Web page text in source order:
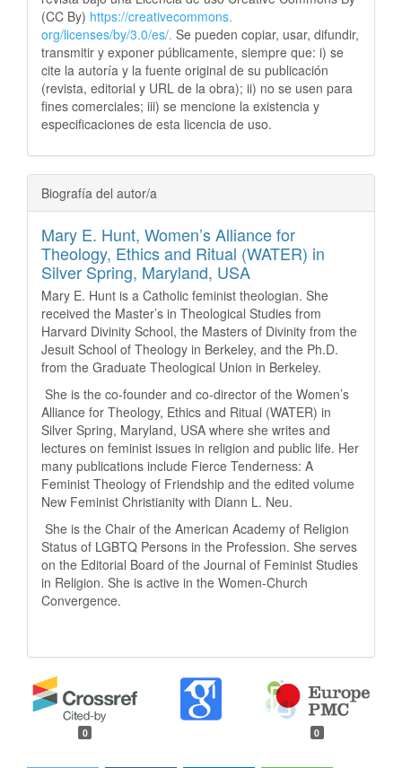
(CC By) https://creativecommons.
org/licenses/by/3.0/es/. Se pueden copiar, usar, difundir,
transmitir y exponer públicamente, siempre que: i) se
cite la autoría y la fuente original de su publicación
(revista, editorial y URL de la obra); ii) no se usen para
fines comerciales; iii) se mencione la existencia y
especificaciones de esta licencia de uso.
Biografía del autor/a
Mary E. Hunt, Women’s Alliance for
Theology, Ethics and Ritual (WATER) in
Silver Spring, Maryland, USA
Mary E. Hunt is a Catholic feminist theologian. She
received the Master’s in Theological Studies from
Harvard Divinity School, the Masters of Divinity from the
Jesuit School of Theology in Berkeley, and the Ph.D.
from the Graduate Theological Union in Berkeley.
She is the co-founder and co-director of the Women’s
Alliance for Theology, Ethics and Ritual (WATER) in
Silver Spring, Maryland, USA where she writes and
lectures on feminist issues in religion and public life. Her
many publications include Fierce Tenderness: A
Feminist Theology of Friendship and the edited volume
New Feminist Christianity with Diann L. Neu.
She is the Chair of the American Academy of Religion
Status of LGBTQ Persons in the Profession. She serves
on the Editorial Board of the Journal of Feminist Studies
in Religion. She is active in the Women-Church
Convergence.
0 0